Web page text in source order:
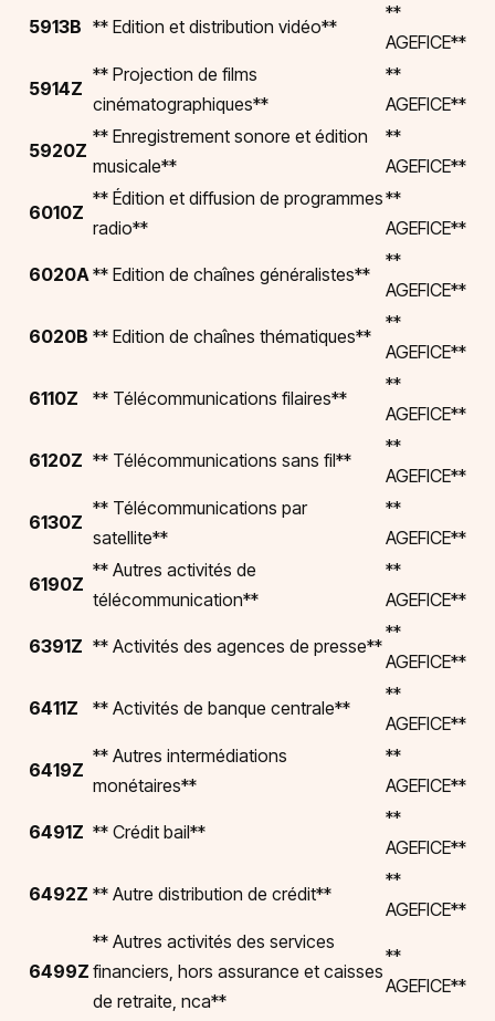
5913B ** Edition et distribution vidéo**
**
AGEFICE**
5914Z
** Projection de films
cinématographiques**
**
AGEFICE**
5920Z
** Enregistrement sonore et édition
musicale**
**
AGEFICE**
6010Z
** Édition et diffusion de programmes
radio**
**
AGEFICE**
6020A** Edition de chaînes généralistes**
**
AGEFICE**
6020B ** Edition de chaînes thématiques**
**
AGEFICE**
6110Z ** Télécommunications filaires**
**
AGEFICE**
6120Z ** Télécommunications sans fil**
**
AGEFICE**
6130Z
** Télécommunications par
satellite**
**
AGEFICE**
6190Z
** Autres activités de
télécommunication**
**
AGEFICE**
6391Z ** Activités des agences de presse**
**
AGEFICE**
6411Z ** Activités de banque centrale**
**
AGEFICE**
6419Z
** Autres intermédiations
monétaires**
**
AGEFICE**
6491Z ** Crédit bail**
**
AGEFICE**
6492Z ** Autre distribution de crédit**
**
AGEFICE**
6499Z
** Autres activités des services
financiers, hors assurance et caisses
de retraite, nca**
**
AGEFICE**